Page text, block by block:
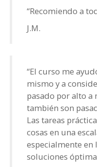
“Recomiendo a
J.M.
“El curso me
mismo y a
pasado por alto a
también son
Las tareas
cosas en una
especialmente
soluciones